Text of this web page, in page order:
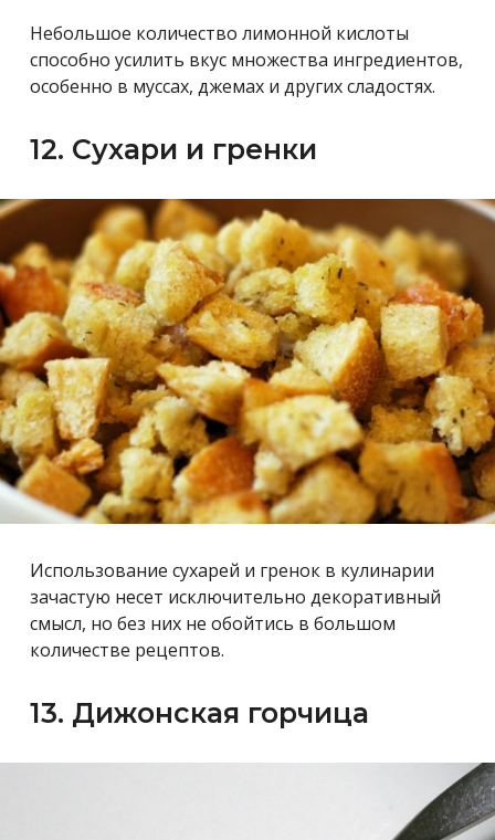
Небольшое количество лимонной кислоты
способно усилить вкус множества ингредиентов,
особенно в муссах, джемах и других сладостях.
12. Сухари и гренки
Использование сухарей и гренок в кулинарии
зачастую несет исключительно декоративный
смысл, но без них не обойтись в большом
количестве рецептов.
13. Дижонская горчица